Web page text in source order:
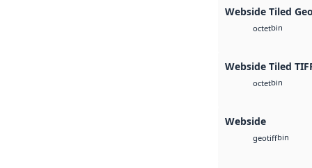
Webside Tiled
octetbin
Webside Tiled
octetbin
Webside
geotiffbin